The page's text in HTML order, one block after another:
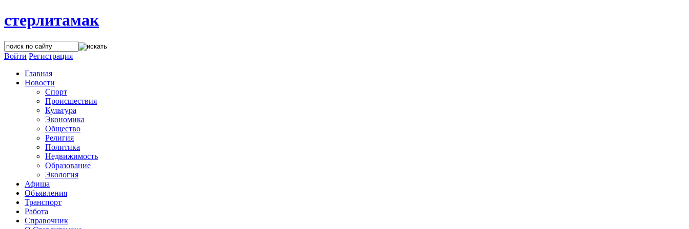
стерлитамак
Войти Регистрация
Главная
Новости
Спорт
Происшествия
Культура
Экономика
Общество
Религия
Политика
Недвижимость
Образование
Экология
Афиша
Объявления
Транспорт
Работа
Справочник